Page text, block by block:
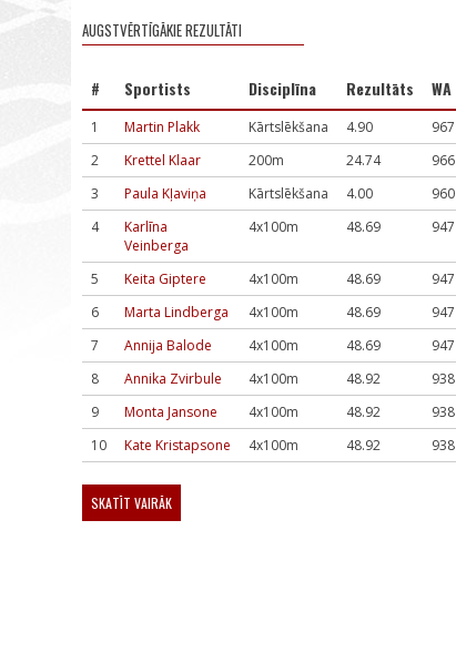
AUGSTVĒRTĪGĀKIE REZULTĀTI
# Sportists Disciplīna Rezultāts WA
1 Martin Plakk Kārtslēkšana 4.90
967
2
Krettel Klaar 200m 24.74
966
3
Paula Kļaviņa Kārtslēkšana 4.00
960
4
Karlīna
Veinberga
4x100m 48.69 947
5 Keita Giptere 4x100m 48.69
947
6
Marta Lindberga 4x100m 48.69
947
7
Annija Balode 4x100m 48.69
947
8
Annika Zvirbule 4x100m 48.92
938
9
Monta Jansone 4x100m 48.92
938
10
Kate Kristapsone 4x100m 48.92 938
SKATĪT VAIRĀK